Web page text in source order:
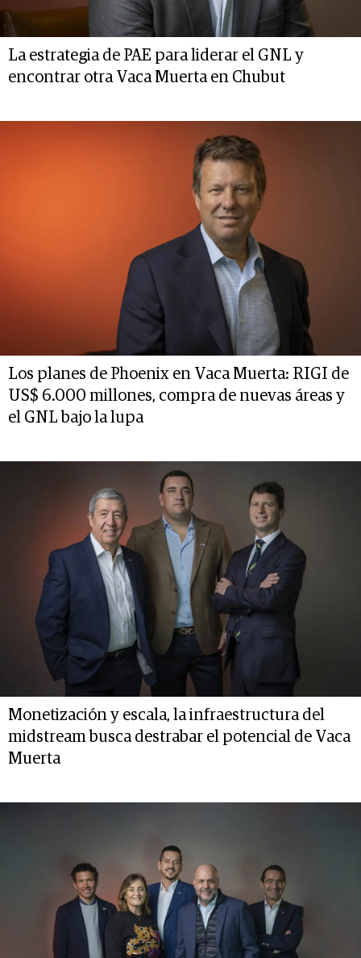
La estrategia de PAE para liderar el GNL y
encontrar otra Vaca Muerta en Chubut
Los planes de Phoenix en Vaca Muerta: RIGI de
US$ 6.000 millones, compra de nuevas áreas y
el GNL bajo la lupa
Monetización y escala, la infraestructura del
midstream busca destrabar el potencial de Vaca
Muerta